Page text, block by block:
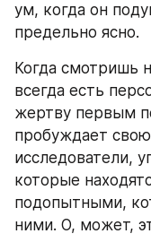
ум, когда он
предельно ясно.
Когда смотришь
всегда есть
жертву первым
пробуждает
исследователи,
которые
подопытными,
ними. О, может,